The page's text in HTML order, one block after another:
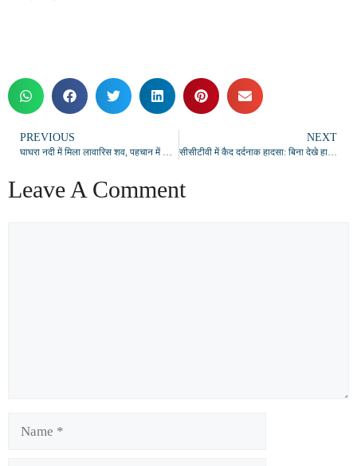
PREVIOUS
घाघरा नदी में मिला लावारिस शव, पहचान में जुटी पुलिस
NEXT
सीसीटीवी में कैद दर्दनाक हादसा: बिना देखे हाईवे पार करना पड़ा भारी, ट्रक की टक्कर से एक की मौत
Leave A Comment